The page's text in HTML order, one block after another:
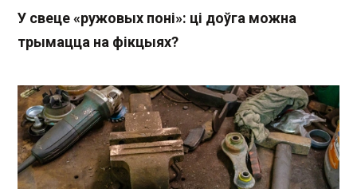
У свеце «ружовых поні»: ці доўга можна
трымацца на фікцыях?